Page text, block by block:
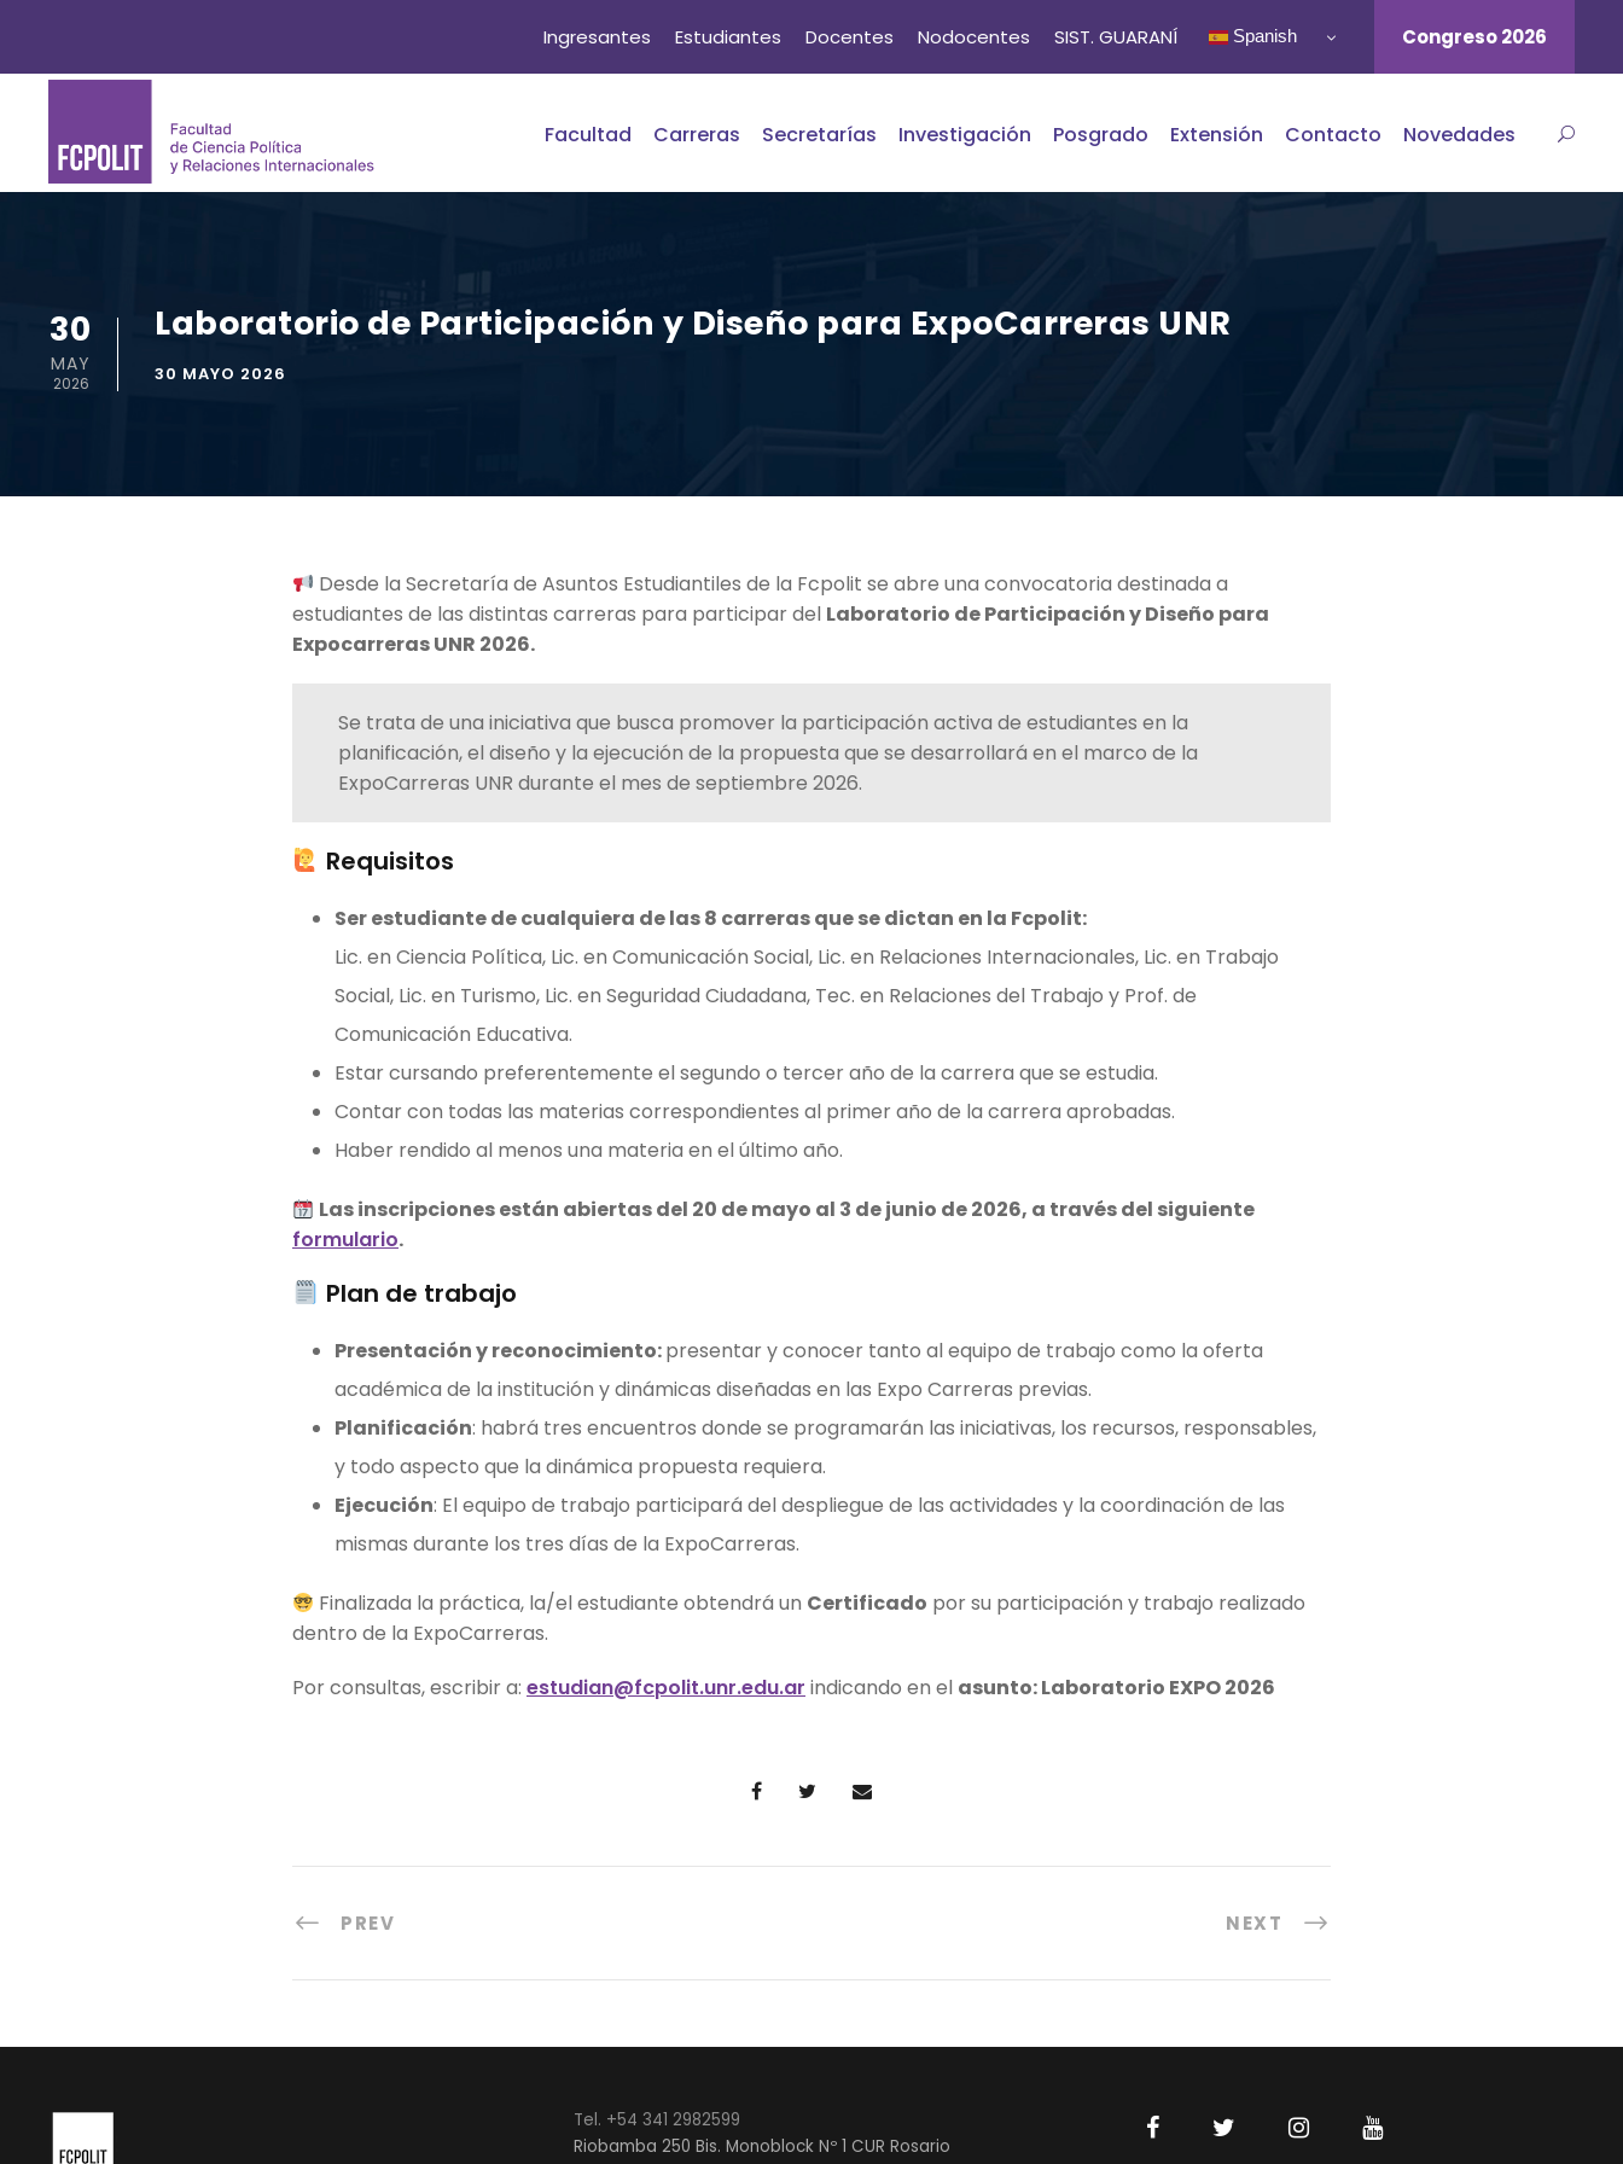
Ingresantes Estudiantes Docentes Nodocentes SIST. GUARANÍ Spanish Congreso 2026
Facultad Carreras Secretarías Investigación Posgrado Extensión Contacto Novedades
30
MAY
2026
Laboratorio de Participación y Diseño para ExpoCarreras UNR
30 MAYO 2026
Desde la Secretaría de Asuntos Estudiantiles de la Fcpolit se abre una convocatoria destinada a
estudiantes de las distintas carreras para participar del Laboratorio de Participación y Diseño para
Expocarreras UNR 2026.
Se trata de una iniciativa que busca promover la participación activa de estudiantes en la
planificación, el diseño y la ejecución de la propuesta que se desarrollará en el marco de la
ExpoCarreras UNR durante el mes de septiembre 2026.
Requisitos
Ser estudiante de cualquiera de las 8 carreras que se dictan en la Fcpolit:
Lic. en Ciencia Política, Lic. en Comunicación Social, Lic. en Relaciones Internacionales, Lic. en Trabajo
Social, Lic. en Turismo, Lic. en Seguridad Ciudadana, Tec. en Relaciones del Trabajo y Prof. de
Comunicación Educativa.
Estar cursando preferentemente el segundo o tercer año de la carrera que se estudia.
Contar con todas las materias correspondientes al primer año de la carrera aprobadas.
Haber rendido al menos una materia en el último año.
Las inscripciones están abiertas del 20 de mayo al 3 de junio de 2026, a través del siguiente
formulario.
Plan de trabajo
Presentación y reconocimiento:presentar y conocer tanto al equipo de trabajo como la oferta
académica de la institución y dinámicas diseñadas en las Expo Carreras previas.
Planificación: habrá tres encuentros donde se programarán las iniciativas, los recursos, responsables,
y todo aspecto que la dinámica propuesta requiera.
Ejecución: El equipo de trabajo participará del despliegue de las actividades y la coordinación de las
mismas durante los tres días de la ExpoCarreras.
Finalizada la práctica, la/el estudiante obtendrá un Certificado por su participación y trabajo realizado
dentro de la ExpoCarreras.
Por consultas, escribir a: estudian@fcpolit.unr.edu.ar indicando en el asunto: Laboratorio EXPO 2026
PREV NEXT
Tel. +54 341 2982599
Riobamba 250 Bis. Monoblock Nº 1 CUR Rosario